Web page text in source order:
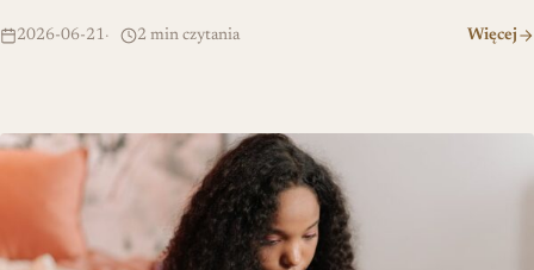
2026-06-21 2 min czytania Więcej
Pokój dla nastolatka – jak urządzić z niewielkim budżetem